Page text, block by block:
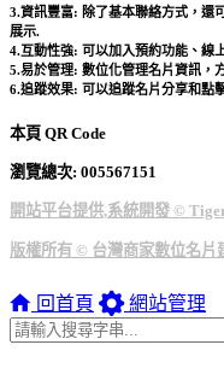
3.資訊豐富: 除了基本聯絡方式，還
展示.
4.互動性強: 可以加入預約功能、線
5.易於管理: 數位化管理名片資訊，
6.追蹤效果: 可以追蹤名片分享和點
本頁 QR Code
瀏覽總次: 005567151
開站平台提供,系統開發 ©
版權所有 © 台灣商家數位名片
回首頁 網站管理